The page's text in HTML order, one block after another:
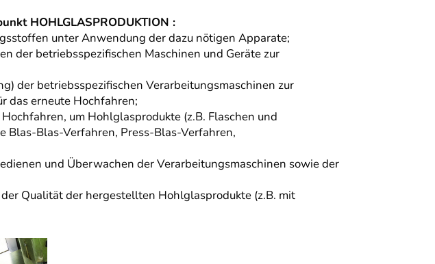
HOHLGLASPRODUKTION :
unter Anwendung der dazu nötigen Apparate;
der betriebsspezifischen Maschinen und Geräte zur
der betriebsspezifischen Verarbeitungsmaschinen zur
das erneute Hochfahren;
um Hohlglasprodukte (z.B. Flaschen und
Blas-Blas-Verfahren, Press-Blas-Verfahren,
und Überwachen der Verarbeitungsmaschinen sowie der
Qualität der hergestellten Hohlglasprodukte (z.B. mit